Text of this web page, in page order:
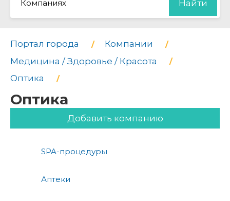
Компаниях Найти
Портал города
Компании
Медицина / Здоровье / Красота
Оптика
Оптика
Добавить компанию
SPA-процедуры
Аптеки